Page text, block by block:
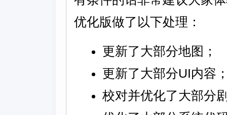
优化版做了以下处理：
更新了大部分地图；
更新了大部分UI内容
校对并优化了大部分